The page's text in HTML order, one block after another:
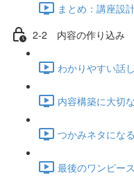
まとめ：講座設
2-2 内容の作り込み
わかりやすい話
内容構築に大切
つかみネタにな
最後のワンピー